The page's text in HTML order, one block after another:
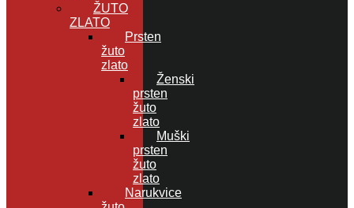
ŽUTO
ZLATO
Prsten
žuto
zlato
Ženski
prsten
žuto
zlato
Muški
prsten
žuto
zlato
Narukvice